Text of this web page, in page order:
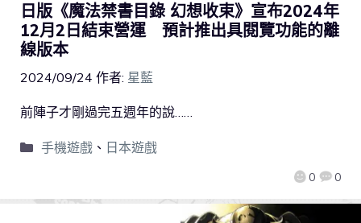
日版《魔法禁書目錄 幻想收束》宣布2024年
12月2日結束營運 預計推出具閱覽功能的離
線版本
2024/09/24 作者: 星藍
0 0
前陣子才剛過完五週年的說……
手機遊戲、 日本遊戲